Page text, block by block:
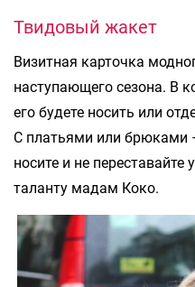
Твидовый жакет
Визитная карточка
наступающего сезона. В
его будете носить или
С платьями или брюками
носите и не
таланту мадам Коко.